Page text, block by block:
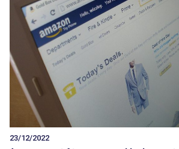
23/12/2022